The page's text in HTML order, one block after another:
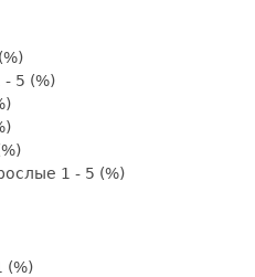
5 (%)
1 - 5 (%)
(%)